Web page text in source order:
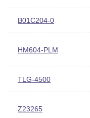
B01C204-0
HM604-PLM
TLG-4500
Z23265